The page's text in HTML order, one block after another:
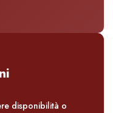
disponibilità o